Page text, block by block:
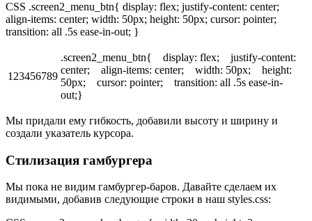
CSS .screen2_menu_btn{ display: flex; justify-content: center;
align-items: center; width: 50px; height: 50px; cursor: pointer;
transition: all .5s ease-in-out; }
123456789
.screen2_menu_btn{ display: flex; justify-content:
center; align-items: center; width: 50px; height:
50px; cursor: pointer; transition: all .5s ease-in-
out;}
Мы придали ему гибкость, добавили высоту и ширину и
создали указатель курсора.
Стилизация гамбургера
Мы пока не видим гамбургер-баров. Давайте сделаем их
видимыми, добавив следующие строки в наш styles.css: